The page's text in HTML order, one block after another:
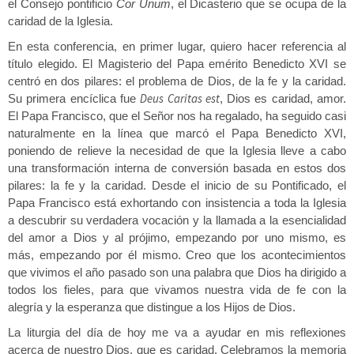
el Consejo pontificio Cor Unum, el Dicasterio que se ocupa de la
caridad de la Iglesia.
En esta conferencia, en primer lugar, quiero hacer referencia al
título elegido. El Magisterio del Papa emérito Benedicto XVI se
centró en dos pilares: el problema de Dios, de la fe y la caridad.
Su primera encíclica fueDeus Caritas est, Dios es caridad, amor.
El Papa Francisco, que el Señor nos ha regalado, ha seguido casi
naturalmente en la línea que marcó el Papa Benedicto XVI,
poniendo de relieve la necesidad de que la Iglesia lleve a cabo
una transformación interna de conversión basada en estos dos
pilares: la fe y la caridad. Desde el inicio de su Pontificado, el
Papa Francisco está exhortando con insistencia a toda la Iglesia
a descubrir su verdadera vocación y la llamada a la esencialidad
del amor a Dios y al prójimo, empezando por uno mismo, es
más, empezando por él mismo. Creo que los acontecimientos
que vivimos el año pasado son una palabra que Dios ha dirigido a
todos los fieles, para que vivamos nuestra vida de fe con la
alegría y la esperanza que distingue a los Hijos de Dios.
La liturgia del día de hoy me va a ayudar en mis reflexiones
acerca de nuestro Dios, que es caridad. Celebramos la memoria